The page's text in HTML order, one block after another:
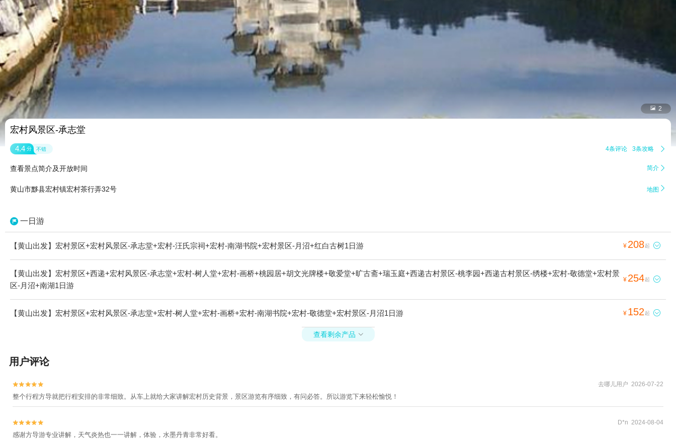
 2
宏村风景区-承志堂
4.4 分 不错 4条评论 3条攻略 
查看景点简介及开放时间 简介 
黄山市黟县宏村镇宏村茶行弄32号 地图 
一日游
【黄山出发】宏村景区+宏村风景区-承志堂+宏村-汪氏宗祠+宏村-南湖书院+宏村景区-月沼+红白古树1日游 ¥ 208起 
【黄山出发】宏村景区+西递+宏村风景区-承志堂+宏村-树人堂+宏村-画桥+桃园居+胡文光牌楼+敬爱堂+旷古斋+瑞玉庭+西递古村景区-桃李园+西递古村景区-绣楼+宏村-敬德堂+宏村景
区-月沼+南湖1日游
¥ 254起 
【黄山出发】宏村景区+宏村风景区-承志堂+宏村-树人堂+宏村-画桥+宏村-南湖书院+宏村-敬德堂+宏村景区-月沼1日游 ¥ 152 起 
查看剩余产品 
用户评论

 去哪儿用户 2026-07-22
整个行程方导就把行程安排的非常细致。从车上就给大家讲解宏村历史背景，景区游览有序细致，有问必答。所以游览下来轻松愉悦！

 D*n 2024-08-04
感谢方导游专业讲解，天气炎热也一一讲解，体验，水墨丹青非常好看。